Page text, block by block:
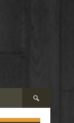
Rechercher :